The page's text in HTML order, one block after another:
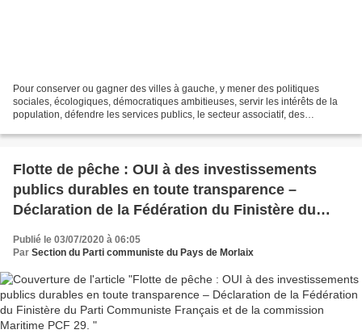
Pour conserver ou gagner des villes à gauche, y mener des politiques
sociales, écologiques, démocratiques ambitieuses, servir les intérêts de la
population, défendre les services publics, le secteur associatif, des
Flotte de pêche : OUI à des investissements
publics durables en toute transparence –
Déclaration de la Fédération du Finistère du
Maritime PCF 29.
Publié le 03/07/2020 à 06:05
Par Section du Parti communiste du Pays de Morlaix